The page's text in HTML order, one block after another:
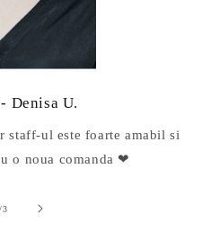
- Denisa U.
staff-ul este foarte amabil si
o noua comanda ❤
/din
3